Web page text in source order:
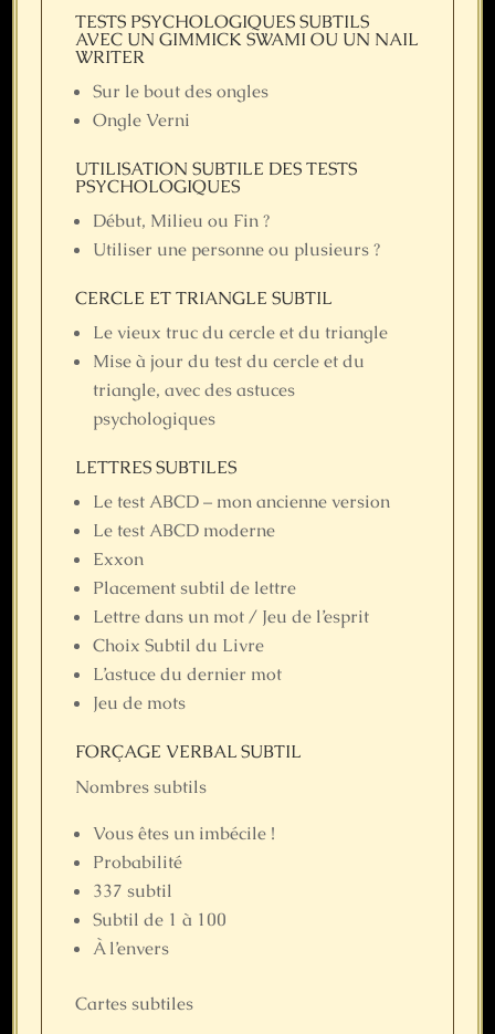
TESTS PSYCHOLOGIQUES SUBTILS
AVEC UN GIMMICK SWAMI OU UN NAIL
WRITER
Sur le bout des ongles
Ongle Verni
UTILISATION SUBTILE DES TESTS
PSYCHOLOGIQUES
Début, Milieu ou Fin ?
Utiliser une personne ou plusieurs ?
CERCLE ET TRIANGLE SUBTIL
Le vieux truc du cercle et du triangle
Mise à jour du test du cercle et du
triangle, avec des astuces
psychologiques
LETTRES SUBTILES
Le test ABCD – mon ancienne version
Le test ABCD moderne
Exxon
Placement subtil de lettre
Lettre dans un mot / Jeu de l’esprit
Choix Subtil du Livre
L’astuce du dernier mot
Jeu de mots
FORÇAGE VERBAL SUBTIL
Nombres subtils
Vous êtes un imbécile !
Probabilité
337 subtil
Subtil de 1 à 100
À l’envers
Cartes subtiles